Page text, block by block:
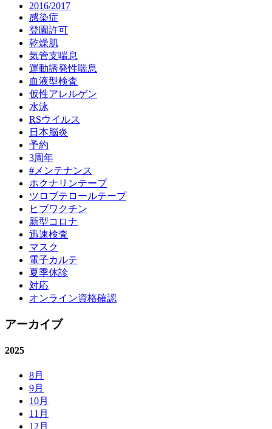
2016/2017
感染症
登園許可
乾燥肌
気管支喘息
運動誘発性喘息
血液型検査
仮性アレルゲン
水泳
RSウイルス
日本脳炎
予約
3周年
#メンテナンス
ホクナリンテープ
ツロブテロールテープ
ヒブワクチン
新型コロナ
迅速検査
マスク
電子カルテ
夏季休診
対応
オンライン資格確認
アーカイブ
2025
8月
9月
10月
11月
12月